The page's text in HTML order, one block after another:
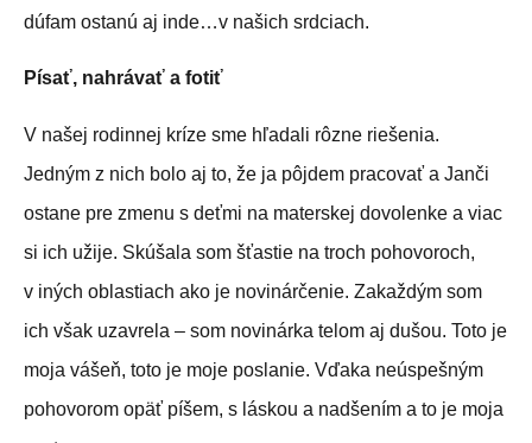
dúfam ostanú aj inde…v našich srdciach.
Písať, nahrávať a fotiť
V našej rodinnej kríze sme hľadali rôzne riešenia.
Jedným z nich bolo aj to, že ja pôjdem pracovať a Janči
ostane pre zmenu s deťmi na materskej dovolenke a viac
si ich užije. Skúšala som šťastie na troch pohovoroch,
v iných oblastiach ako je novinárčenie. Zakaždým som
ich však uzavrela – som novinárka telom aj dušou. Toto je
moja vášeň, toto je moje poslanie. Vďaka neúspešným
pohovorom opäť píšem, s láskou a nadšením a to je moja